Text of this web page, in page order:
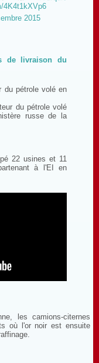
4K4t1kXVp6
2015
de livraison du
du pétrole volé
russe de la
22 usines et 11
à l'EI en
les camions-citernes
où l'or noir est ensuite